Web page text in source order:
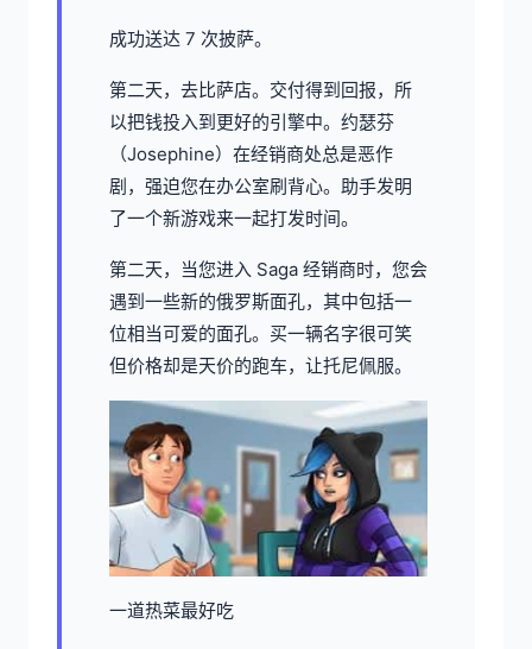
成功送达 7 次披萨。
第二天，去比萨店。交付得到回报，所
以把钱投入到更好的引擎中。约瑟芬
（Josephine）在经销商处总是恶作
剧，强迫您在办公室刷背心。助手发明
了一个新游戏来一起打发时间。
第二天，当您进入 Saga 经销商时，您会
遇到一些新的俄罗斯面孔，其中包括一
位相当可爱的面孔。买一辆名字很可笑
但价格却是天价的跑车，让托尼佩服。
一道热菜最好吃